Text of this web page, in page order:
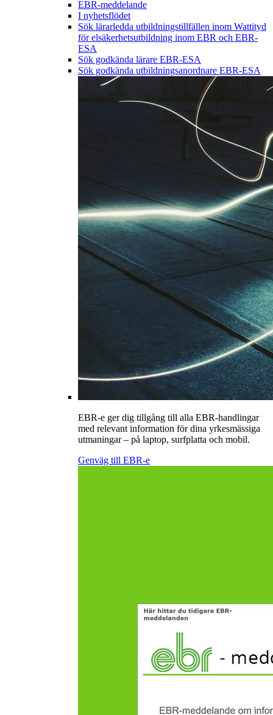
EBR-meddelande
I nyhetsflödet
Sök lärarledda utbildningstillfällen inom Wattityd
för elsäkerhetsutbildning inom EBR och EBR-
ESA
Sök godkända lärare EBR-ESA
Sök godkända utbildningsanordnare EBR-ESA
EBR-e ger dig tillgång till alla EBR-handlingar
med relevant information för dina yrkesmässiga
utmaningar – på laptop, surfplatta och mobil.
Genväg till EBR-e